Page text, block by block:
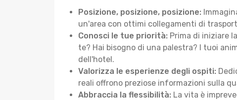
Posizione, posizione, posizione:
un'area con ottimi collegamenti di
Conosci le tue priorità: Prima di iniziare
te? Hai bisogno di una palestra? I tuoi
dell'hotel.
Valorizza le esperienze degli ospiti:
reali offrono preziose informazioni sulla
Abbraccia la flessibilità: La vita è